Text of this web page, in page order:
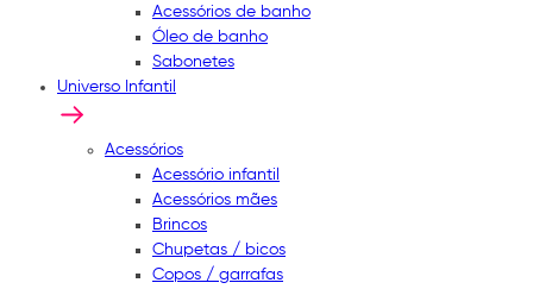
Acessórios de banho
Óleo de banho
Sabonetes
Universo Infantil
Acessórios
Acessório infantil
Acessórios mães
Brincos
Chupetas / bicos
Copos / garrafas